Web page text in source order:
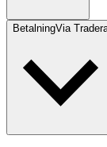
BetalningVia